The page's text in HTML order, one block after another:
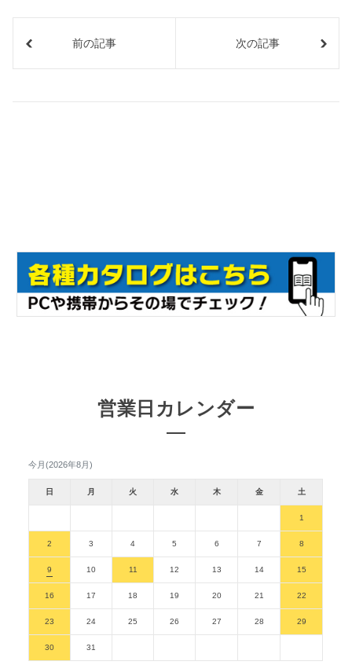
前の記事 次の記事
営業日カレンダー
今月(2026年8月)
日 月 火 水 木 金 土
1
2 3 4 5 6 7 8
9 10 11 12 13 14 15
16 17 18 19 20 21 22
23 24 25 26 27 28 29
30 31